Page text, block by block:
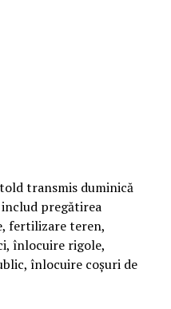
transmis duminică
pregătirea
fertilizare teren,
înlocuire rigole,
înlocuire coşuri de